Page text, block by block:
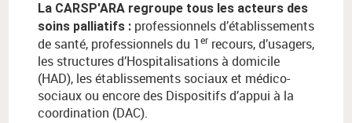
La CARSP'ARA regroupe tous les acteurs des
soins palliatifs : professionnels d’établissements
de santé, professionnels du 1er recours, d’usagers,
les structures d’Hospitalisations à domicile
(HAD), les établissements sociaux et médico-
sociaux ou encore des Dispositifs d’appui à la
coordination (DAC).